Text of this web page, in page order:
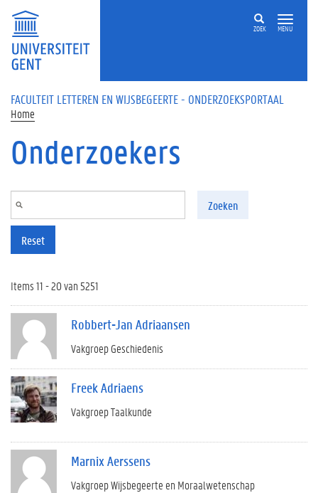
Overslaan en naar de inhoud gaan
ZOEK MENU
FACULTEIT LETTEREN EN WIJSBEGEERTE - ONDERZOEKSPORTAAL
Home
Onderzoekers
Zoeken
Reset
Items 11 - 20 van 5251
Robbert-Jan Adriaansen
Vakgroep Geschiedenis
Freek Adriaens
Vakgroep Taalkunde
Marnix Aerssens
Vakgroep Wijsbegeerte en Moraalwetenschap